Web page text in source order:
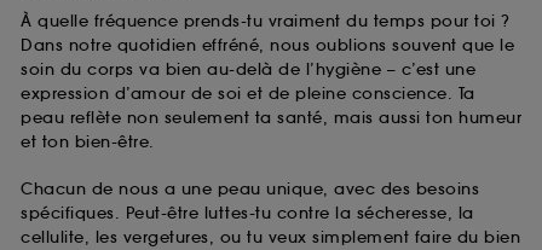
À quelle fréquence prends-tu vraiment du temps pour toi ?
Dans notre quotidien effréné, nous oublions souvent que le
soin du corps va bien au-delà de l’hygiène – c’est une
expression d’amour de soi et de pleine conscience. Ta
peau reflète non seulement ta santé, mais aussi ton humeur
et ton bien-être.
Chacun de nous a une peau unique, avec des besoins
spécifiques. Peut-être luttes-tu contre la sécheresse, la
cellulite, les vergetures, ou tu veux simplement faire du bien